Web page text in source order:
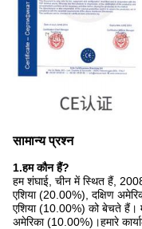
सामान्य प्रश्न
1.हम कौन हैं?
हम शंघाई, चीन में स्थित हैं,
एशिया (20.00%), दक्षिण
एशिया (10.00%) को बेचते हैं।
अमेरिका (10.00%)।हमारे